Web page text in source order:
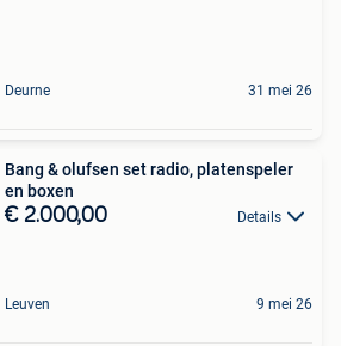
Deurne 31 mei 26
Bang & olufsen set radio, platenspeler
en boxen
€ 2.000,00 Details
Leuven 9 mei 26